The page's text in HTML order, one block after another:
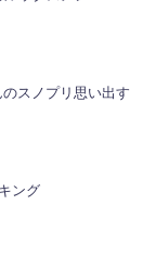
スノプリ思い出す
ング